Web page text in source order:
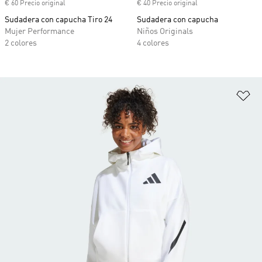
€ 60 Precio original
Sudadera con capucha Tiro 24
Mujer Performance
2 colores
€ 40 Precio original
Sudadera con capucha
Niños Originals
4 colores